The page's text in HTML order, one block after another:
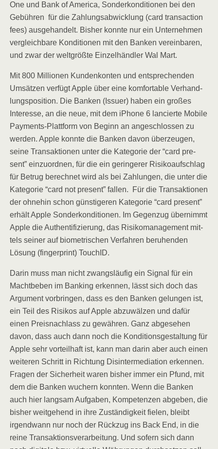
One und Bank of Ame­ri­ca, Son­der­kon­di­tio­nen bei den
Gebüh­ren für die Zah­lungs­ab­wick­lung (card tran­sac­tion
fees) aus­ge­han­delt. Bis­her konn­te nur ein Unter­neh­men
ver­gleich­ba­re Kon­di­tio­nen mit den Ban­ken ver­ein­ba­ren,
und zwar der welt­größ­te Ein­zel­händ­ler Wal Mart.
Mit 800 Mil­lio­nen Kun­den­kon­ten und ent­spre­chen­den
Umsät­zen ver­fügt Apple über eine kom­for­ta­ble Ver­hand­
lungs­po­si­ti­on. Die Ban­ken (Issuer) haben ein gro­ßes
Inter­es­se, an die neue, mit dem iPho­ne 6 lan­cier­te Mobi­le
Pay­ments-Platt­form von Beginn an ange­schlos­sen zu
wer­den. Apple konn­te die Ban­ken davon über­zeu­gen,
sei­ne Trans­ak­tio­nen unter die Kate­go­rie der “card pre­
sent” ein­zu­ord­nen, für die ein gerin­ge­rer Risi­ko­auf­schlag
für Betrug berech­net wird als bei Zah­lun­gen, die unter die
Kate­go­rie “card not pre­sent” fal­len. Für die Trans­ak­tio­nen
der ohne­hin schon güns­ti­ge­ren Kate­go­rie “card pre­sent”
erhält Apple Son­der­kon­di­tio­nen. Im Gegen­zug über­nimmt
Apple die Authen­ti­fi­zie­rung, das Risi­ko­ma­nage­ment mit­
tels sei­ner auf bio­me­tri­schen Ver­fah­ren beru­hen­den
Lösung (fin­ger­print) TouchID.
Dar­in muss man nicht zwangs­läu­fig ein Signal für ein
Macht­be­ben im Ban­king erken­nen, lässt sich doch das
Argu­ment vor­brin­gen, dass es den Ban­ken gelun­gen ist,
ein Teil des Risi­kos auf Apple abzu­wäl­zen und dafür
einen Preis­nach­lass zu gewäh­ren. Ganz abge­se­hen
davon, dass auch dann noch die Kon­di­ti­ons­ge­stal­tung für
Apple sehr vor­teil­haft ist, kann man dar­in aber auch einen
wei­te­ren Schritt in Rich­tung Dis­in­ter­me­dia­ti­on erken­nen.
Fra­gen der Sicher­heit waren bis­her immer ein Pfund, mit
dem die Ban­ken wuchern konn­ten. Wenn die Ban­ken
auch hier lang­sam Auf­ga­ben, Kom­pe­ten­zen abge­ben, die
bis­her weit­ge­hend in ihre Zustän­dig­keit fie­len, bleibt
irgend­wann nur noch der Rück­zug ins Back End, in die
rei­ne Trans­ak­ti­ons­ver­ar­bei­tung. Und sofern sich dann